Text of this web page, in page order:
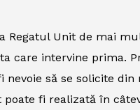
Unit de mai
care intervine prima.
să se solicite din
fi realizată în